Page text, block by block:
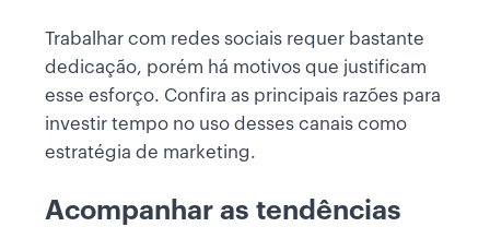
Trabalhar com redes sociais requer bastante
dedicação, porém há motivos que justificam
esse esforço. Confira as principais razões para
investir tempo no uso desses canais como
estratégia de marketing.
Acompanhar as tendências